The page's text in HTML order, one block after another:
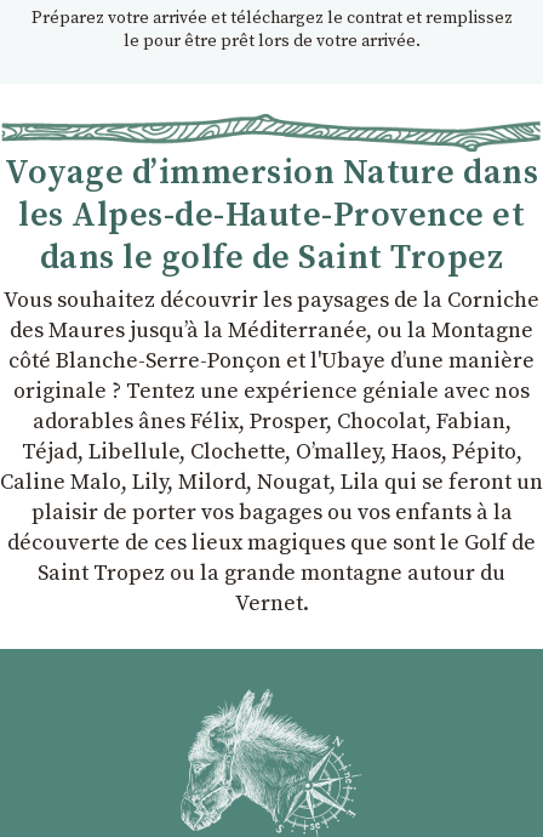
Préparez votre arrivée et téléchargez le contrat et remplissez
le pour être prêt lors de votre arrivée.
Voyage d’immersion Nature dans
les Alpes-de-Haute-Provence et
dans le golfe de Saint Tropez
Vous souhaitez découvrir les paysages de la Corniche
des Maures jusqu’à la Méditerranée, ou la Montagne
côté Blanche-Serre-Ponçon et l'Ubaye dʼune manière
originale ? Tentez une expérience géniale avec nos
adorables ânes Félix, Prosper, Chocolat, Fabian,
Téjad, Libellule, Clochette, Oʼmalley, Haos, Pépito,
Caline Malo, Lily, Milord, Nougat, Lila qui se feront un
plaisir de porter vos bagages ou vos enfants à la
découverte de ces lieux magiques que sont le Golf de
Saint Tropez ou la grande montagne autour du
Vernet.